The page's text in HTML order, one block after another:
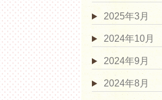
2025年3月
2024年10月
2024年9月
2024年8月